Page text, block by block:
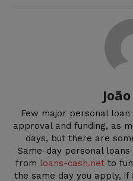
Few major personal
approval and funding, as
days, but there are
Same-day personal
from loans-cash.net to
the same day you apply,